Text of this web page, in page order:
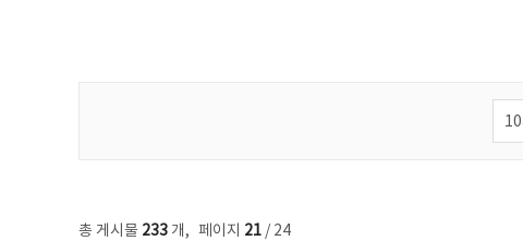
총 게시물 233 개, 페이지 21 / 24